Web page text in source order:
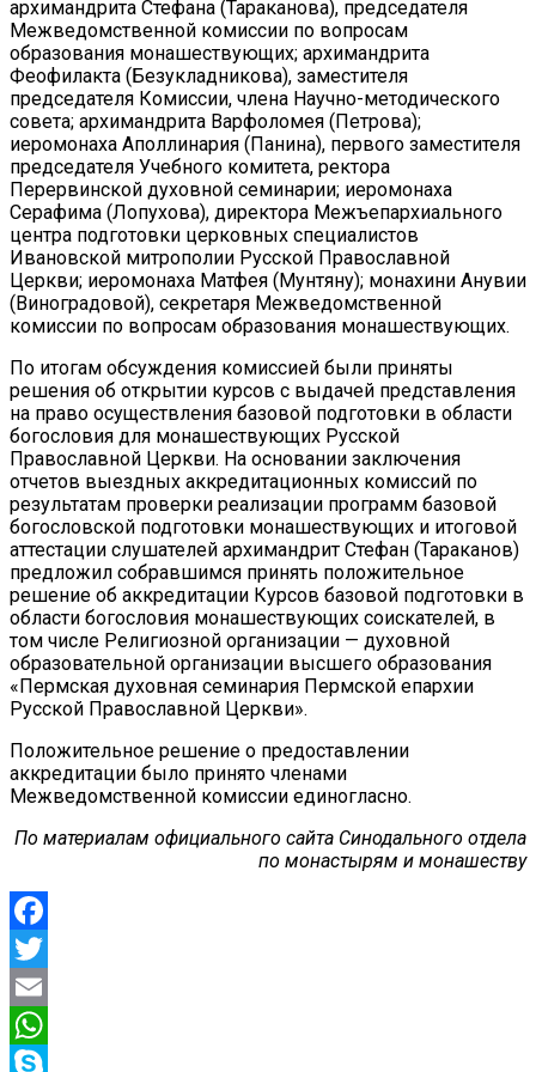
архимандрита Стефана (Тараканова), председателя
Межведомственной комиссии по вопросам
образования монашествующих; архимандрита
Феофилакта (Безукладникова), заместителя
председателя Комиссии, члена Научно-методического
совета; архимандрита Варфоломея (Петрова);
иеромонаха Аполлинария (Панина), первого заместителя
председателя Учебного комитета, ректора
Перервинской духовной семинарии; иеромонаха
Серафима (Лопухова), директора Межъепархиального
центра подготовки церковных специалистов
Ивановской митрополии Русской Православной
Церкви; иеромонаха Матфея (Мунтяну); монахини Анувии
(Виноградовой), секретаря Межведомственной
комиссии по вопросам образования монашествующих.
По итогам обсуждения комиссией были приняты
решения об открытии курсов с выдачей представления
на право осуществления базовой подготовки в области
богословия для монашествующих Русской
Православной Церкви. На основании заключения
отчетов выездных аккредитационных комиссий по
результатам проверки реализации программ базовой
богословской подготовки монашествующих и итоговой
аттестации слушателей архимандрит Стефан (Тараканов)
предложил собравшимся принять положительное
решение об аккредитации Курсов базовой подготовки в
области богословия монашествующих соискателей, в
том числе Религиозной организации — духовной
образовательной организации высшего образования
«Пермская духовная семинария Пермской епархии
Русской Православной Церкви».
Положительное решение о предоставлении
аккредитации было принято членами
Межведомственной комиссии единогласно.
По материалам официального сайта Синодального отдела
по монастырям и монашеству
Facebook
Twitter
Email
WhatsApp